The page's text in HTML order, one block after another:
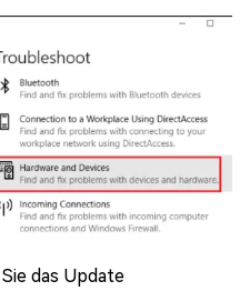
das Update